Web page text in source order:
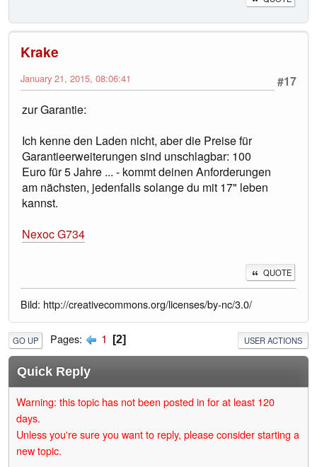
Krake
#17
January 21, 2015, 08:06:41
zur Garantie:
Ich kenne den Laden nicht, aber die Preise für
Garantieerweiterungen sind unschlagbar: 100
Euro für 5 Jahre ... - kommt deinen Anforderungen
am nächsten, jedenfalls solange du mit 17" leben
kannst.
Nexoc G734
QUOTE
Bild: http://creativecommons.org/licenses/by-nc/3.0/
GO UP Pages 1 2 USER ACTIONS
Quick Reply
Warning: this topic has not been posted in for at least 120
days.
Unless you're sure you want to reply, please consider starting a
new topic.